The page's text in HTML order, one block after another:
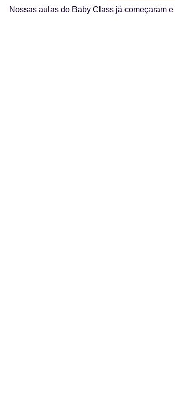
Nossas aulas do Baby Class já começaram